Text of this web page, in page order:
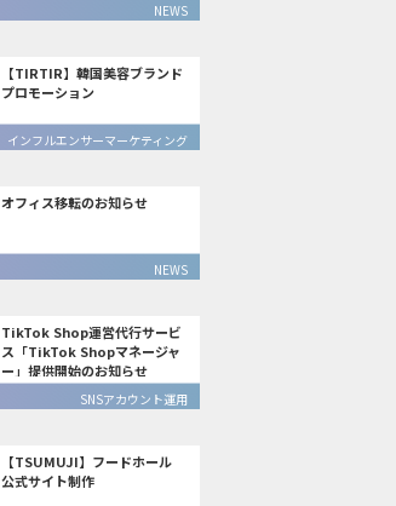
NEWS
【TIRTIR】韓国美容ブランド
プロモーション
インフルエンサーマーケティング
オフィス移転のお知らせ
NEWS
TikTok Shop運営代行サービ
ス「TikTok Shopマネージャ
ー」提供開始のお知らせ
SNSアカウント運用
【TSUMUJI】フードホール
公式サイト制作